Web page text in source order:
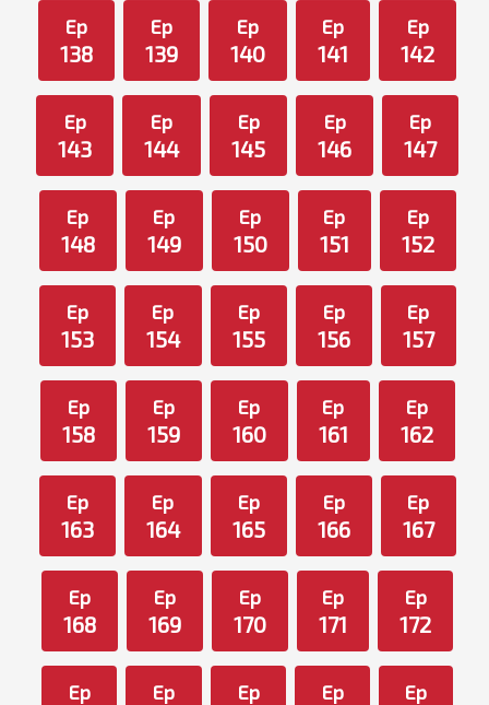
Ep
138
Ep
139
Ep
140
Ep
141
Ep
142
Ep
143
Ep
144
Ep
145
Ep
146
Ep
147
Ep
148
Ep
149
Ep
150
Ep
151
Ep
152
Ep
153
Ep
154
Ep
155
Ep
156
Ep
157
Ep
158
Ep
159
Ep
160
Ep
161
Ep
162
Ep
163
Ep
164
Ep
165
Ep
166
Ep
167
Ep
168
Ep
169
Ep
170
Ep
171
Ep
172
Ep Ep Ep Ep Ep